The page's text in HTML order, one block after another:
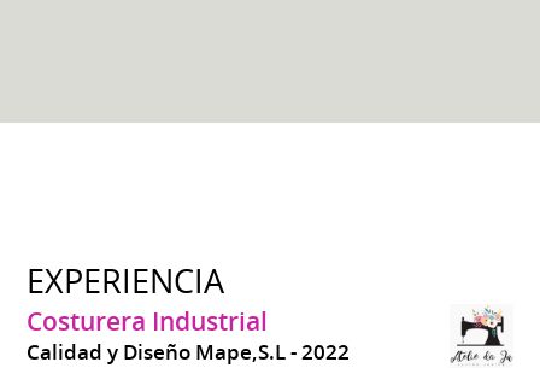
EXPERIENCIA
Costurera Industrial
Calidad y Diseño Mape,S.L 2022